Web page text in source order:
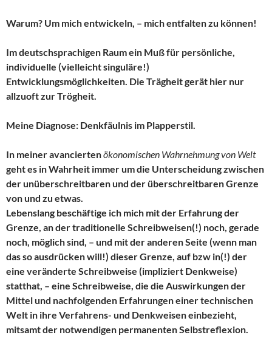
Warum? Um mich entwickeln, – mich entfalten zu können!
Im deutschsprachigen Raum ein Muß für persönliche,
individuelle (vielleicht singuläre!)
Entwicklungsmöglichkeiten. Die Trägheit gerät hier nur
allzuoft zur Trögheit.
Meine Diagnose: Denkfäulnis im Plapperstil.
In meiner avanciertenökonomischen Wahrnehmung von Welt
geht es in Wahrheit immer um die Unterscheidung zwischen
der unüberschreitbaren und der überschreitbaren Grenze
von und zu etwas.
Lebenslang beschäftige ich mich mit der Erfahrung der
Grenze, an der traditionelle Schreibweisen(!) noch, gerade
noch, möglich sind, – und mit der anderen Seite (wenn man
das so ausdrücken will!) dieser Grenze, auf bzw in(!) der
eine veränderte Schreibweise (impliziert Denkweise)
statthat, – eine Schreibweise, die die Auswirkungen der
Mittel und nachfolgenden Erfahrungen einer technischen
Welt in ihre Verfahrens- und Denkweisen einbezieht,
mitsamt der notwendigen permanenten Selbstreflexion.